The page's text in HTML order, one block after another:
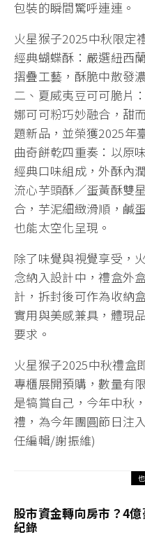
包裝的瞬間驚呼連連。
火星猴子2025中秋限定
經典蝴蝶酥：嚴選紐西
摺疊工藝，酥脆中散發
二、夏威夷豆可可脆片
娜可可粉巧妙融合，甜
題新品，並榮獲2025年
曲奇餅乾四重奏：以原
經典口味組成，外酥內
流心芋頭酥／蛋黃酥雙
合，芋泥細緻滑順，鹹
也能太空化呈現。
除了味覺與視覺享受，
念納入設計中，禮盒外
計，拆封後可作為收納
實用與美感兼具，體現
要求。
火星猴子2025中秋禮盒
專櫃展開預購，數量有
是犒賞自己，今年中秋
禮，為今年團圓節日注
任編輯/謝振維)
股市資金轉向房市？4
紀錄